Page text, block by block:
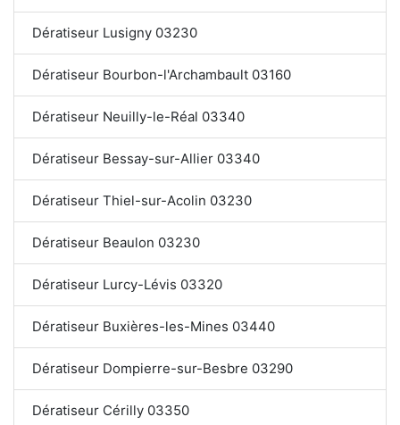
Dératiseur Lusigny 03230
Dératiseur Bourbon-l'Archambault 03160
Dératiseur Neuilly-le-Réal 03340
Dératiseur Bessay-sur-Allier 03340
Dératiseur Thiel-sur-Acolin 03230
Dératiseur Beaulon 03230
Dératiseur Lurcy-Lévis 03320
Dératiseur Buxières-les-Mines 03440
Dératiseur Dompierre-sur-Besbre 03290
Dératiseur Cérilly 03350